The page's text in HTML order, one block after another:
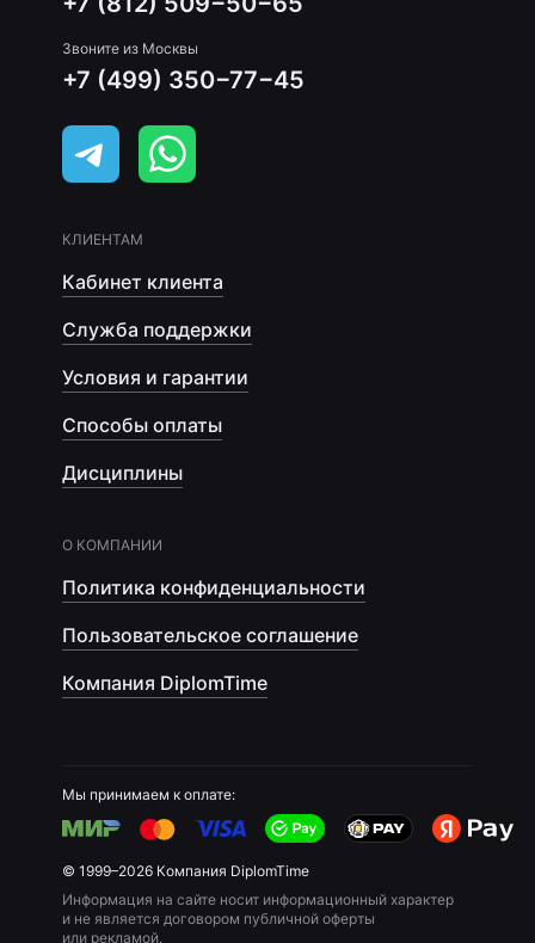
Звоните из Москвы
+7 (499) 350−77−45
КЛИЕНТАМ
Кабинет клиента
Служба поддержки
Условия и гарантии
Способы оплаты
Дисциплины
О КОМПАНИИ
Политика конфиденциальности
Пользовательское соглашение
Компания DiplomTime
Мы принимаем к оплате:
© 1999–2026 Компания DiplomTime
Информация на сайте носит информационный характер
и не является договором публичной оферты
или рекламой.